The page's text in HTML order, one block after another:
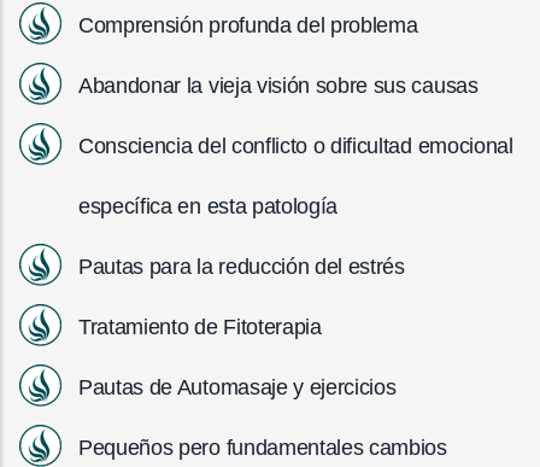
Comprensión profunda del problema
Abandonar la vieja visión sobre sus causas
Consciencia del conflicto o dificultad emocional
específica en esta patología
Pautas para la reducción del estrés
Tratamiento de Fitoterapia
Pautas de Automasaje y ejercicios
Pequeños pero fundamentales cambios